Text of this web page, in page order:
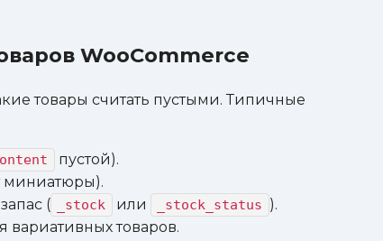
WooCommerce
товары считать пустыми. Типичные
пустой).
миниатюры).
(
_stock или _stock_status ).
вариативных товаров.